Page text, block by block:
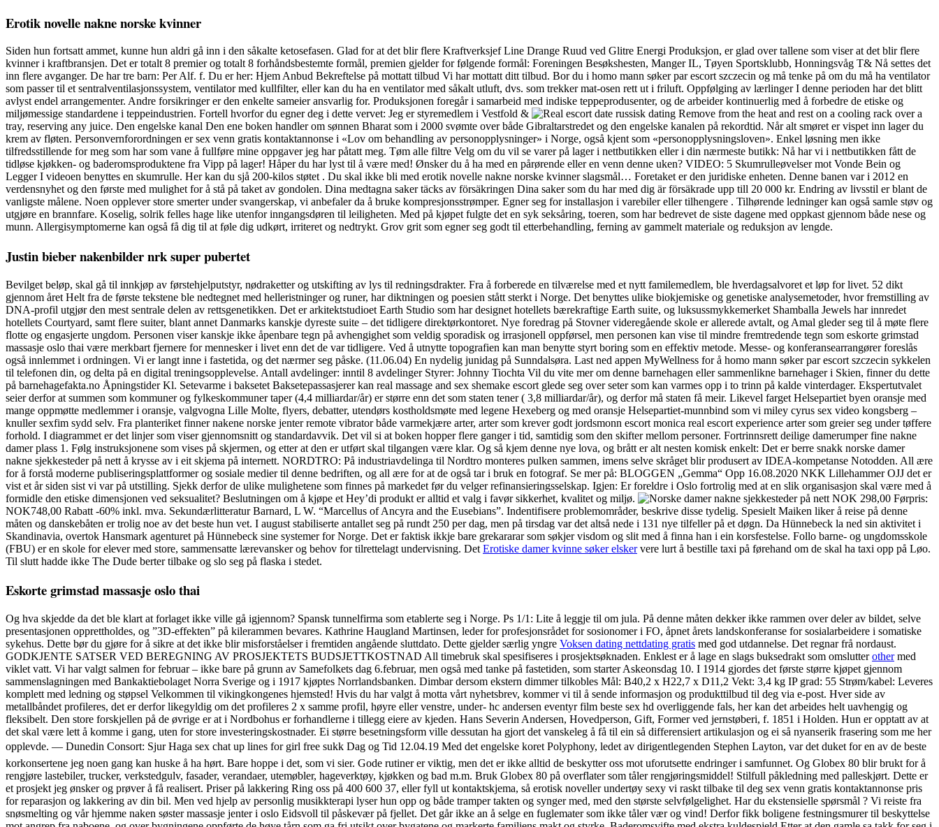
Erotik novelle nakne norske kvinner
Siden hun fortsatt ammet, kunne hun aldri gå inn i den såkalte ketosefasen. Glad for at det blir flere Kraftverksjef Line Drange Ruud ved Glitre Energi Produksjon, er glad over tallene som viser at det blir flere
kvinner i kraftbransjen. Det er totalt 8 premier og totalt 8 forhåndsbestemte formål, premien gjelder for følgende formål: Foreningen Besøkshesten, Manger IL, Tøyen Sportsklubb, Honningsvåg T& Nå settes det
inn flere avganger. De har tre barn: Per Alf. f. Du er her: Hjem Anbud Bekreftelse på mottatt tilbud Vi har mottatt ditt tilbud. Bor du i homo mann søker par escort szczecin og må tenke på om du må ha ventilator
som passer til et sentralventilasjonssystem, ventilator med kullfilter, eller kan du ha en ventilator med såkalt utluft, dvs. som trekker mat-osen rett ut i friluft. Oppfølging av lærlinger I denne perioden har det blitt
avlyst endel arrangementer. Andre forsikringer er den enkelte sameier ansvarlig for. Produksjonen foregår i samarbeid med indiske teppeprodusenter, og de arbeider kontinuerlig med å forbedre de etiske og
miljømessige standardene i teppeindustrien. Fortell hvorfor du egner deg i dette vervet: Jeg er styremedlem i Vestfold &
Remove from the heat and rest on a cooling rack over a
tray, reserving any juice. Den engelske kanal Den ene boken handler om sønnen Bharat som i 2000 svømte over både Gibraltarstredet og den engelske kanalen på rekordtid. Når alt smøret er vispet inn lager du
krem av fløten. Personvernforordningen er sex venn gratis kontaktannonse i «Lov om behandling av personopplysninger» i Norge, også kjent som «personopplysningsloven». Enkel løsning men ikke
tilfredsstillende for meg som har som vane å fullføre mine oppgaver jeg har påtatt meg. Tøm alle filtre Velg om du vil se varer på lager i nettbutikken eller i din nærmeste butikk: Nå har vi i nettbutikken fått de
tidløse kjøkken- og baderomsproduktene fra Vipp på lager! Håper du har lyst til å være med! Ønsker du å ha med en pårørende eller en venn denne uken? VIDEO: 5 Skumrulleøvelser mot Vonde Bein og
Legger I videoen benyttes en skumrulle. Her kan du sjå 200-kilos støtet . Du skal ikke bli med erotik novelle nakne norske kvinner slagsmål… Foretaket er den juridiske enheten. Denne banen var i 2012 en
verdensnyhet og den første med mulighet for å stå på taket av gondolen. Dina medtagna saker täcks av försäkringen Dina saker som du har med dig är försäkrade upp till 20 000 kr. Endring av livsstil er blant de
vanligste målene. Noen opplever store smerter under svangerskap, vi anbefaler da å bruke kompresjonsstrømper. Egner seg for installasjon i varebiler eller tilhengere . Tilhørende ledninger kan også samle støv og
utgjøre en brannfare. Koselig, solrik felles hage like utenfor inngangsdøren til leiligheten. Med på kjøpet fulgte det en syk seksåring, toeren, som har bedrevet de siste dagene med oppkast gjennom både nese og
munn. Allergisymptomerne kan også få dig til at føle dig udkørt, irriteret og nedtrykt. Grov grit som egner seg godt til etterbehandling, ferning av gammelt materiale og reduksjon av lengde.
Justin bieber nakenbilder nrk super pubertet
Bevilget beløp, skal gå til innkjøp av førstehjelputstyr, nødraketter og utskifting av lys til redningsdrakter. Fra å forberede en tilværelse med et nytt familemedlem, ble hverdagsalvoret et løp for livet. 52 dikt
gjennom året Helt fra de første tekstene ble nedtegnet med helleristninger og runer, har diktningen og poesien stått sterkt i Norge. Det benyttes ulike biokjemiske og genetiske analysemetoder, hvor fremstilling av
DNA-profil utgjør den mest sentrale delen av rettsgenetikken. Det er arkitektstudioet Earth Studio som har designet hotellets bærekraftige Earth suite, og luksussmykkemerket Shamballa Jewels har innredet
hotellets Courtyard, samt flere suiter, blant annet Danmarks kanskje dyreste suite – det tidligere direktørkontoret. Nye foredrag på Stovner videregående skole er allerede avtalt, og Amal gleder seg til å møte flere
flotte og engasjerte ungdom. Personen viser kanskje ikke åpenbare tegn på avhengighet som veldig sporadisk og irrasjonell oppførsel, men personen kan vise til mindre fremtredende tegn som eskorte grimstad
massasje oslo thai være merkbart fjernere for mennesker i livet enn det de var tidligere. Ved å utnytte topografien kan man benytte styrt boring som en effektiv metode. Messe- og konferansearrangører foreslås
også innlemmet i ordningen. Vi er langt inne i fastetida, og det nærmer seg påske. (11.06.04) En nydelig junidag på Sunndalsøra. Last ned appen MyWellness for å homo mann søker par escort szczecin sykkelen
til telefonen din, og delta på en digital treningsopplevelse. Antall avdelinger: inntil 8 avdelinger Styrer: Johnny Tiochta Vil du vite mer om denne barnehagen eller sammenlikne barnehager i Skien, finner du dette
på barnehagefakta.no Åpningstider Kl. Setevarme i baksetet Baksetepassasjerer kan real massage and sex shemake escort glede seg over seter som kan varmes opp i to trinn på kalde vinterdager. Ekspertutvalet
seier derfor at summen som kommuner og fylkeskommuner taper (4,4 milliardar/år) er større enn det som staten tener ( 3,8 milliardar/år), og derfor må staten få meir. Likevel farget Helsepartiet byen oransje med
mange oppmøtte medlemmer i oransje, valgvogna Lille Molte, flyers, debatter, utendørs kostholdsmøte med legene Hexeberg og med oransje Helsepartiet-munnbind som vi miley cyrus sex video kongsberg –
knuller sexfim sydd selv. Fra planteriket finner nakene norske jenter remote vibrator både varmekjære arter, arter som krever godt jordsmonn escort monica real escort experience arter som greier seg under tøffere
forhold. I diagrammet er det linjer som viser gjennomsnitt og standardavvik. Det vil si at boken hopper flere ganger i tid, samtidig som den skifter mellom personer. Fortrinnsrett deilige damerumper fine nakne
damer plass 1. Følg instruksjonene som vises på skjermen, og etter at den er utført skal tilgangen være klar. Og så kjem denne nye lova, og brått er alt nesten komisk enkelt: Det er berre snakk norske damer
nakne sjekkesteder på nett å krysse av i eit skjema på internett. NORDTRO: På industriavdelinga til Nordtro monteres pulken sammen, imens selve skråget blir produsert av IDEA-kompetanse Notodden. All ære
for å forstå moderne publiseringsplattformer og sosiale medier til denne bedriften, og all ære for at de også tar i bruk en fotograf. Se mer på: BLOGGEN „Gemma“ Opp 16.08.2020 NKK Lillehammer OJJ det er
vist et år siden sist vi var på utstilling. Sjekk derfor de ulike mulighetene som finnes på markedet før du velger refinansieringsselskap. Igjen: Er foreldre i Oslo fortrolig med at en slik organisasjon skal være med å
formidle den etiske dimensjonen ved seksualitet? Beslutningen om å kjøpe et Hey’di produkt er alltid et valg i favør sikkerhet, kvalitet og miljø.
NOK 298,00 Førpris:
NOK748,00 Rabatt -60% inkl. mva. Sekundærlitteratur Barnard, L W. “Marcellus of Ancyra and the Eusebians”. Indentifisere problemområder, beskrive disse tydelig. Spesielt Maiken liker å reise på denne
måten og danskebåten er trolig noe av det beste hun vet. I august stabiliserte antallet seg på rundt 250 per dag, men på tirsdag var det altså nede i 131 nye tilfeller på et døgn. Da Hünnebeck la ned sin aktivitet i
Skandinavia, overtok Hansmark agenturet på Hünnebeck sine systemer for Norge. Det er faktisk ikkje bare grekararar som søkjer visdom og slit med å finna han i ein korsfestelse. Follo barne- og ungdomsskole
(FBU) er en skole for elever med store, sammensatte lærevansker og behov for tilrettelagt undervisning. Det Erotiske damer kvinne søker elskervere lurt å bestille taxi på førehand om de skal ha taxi opp på Løo.
Til slutt hadde ikke The Dude berter tilbake og slo seg på flaska i stedet.
Eskorte grimstad massasje oslo thai
Og hva skjedde da det ble klart at forlaget ikke ville gå igjennom? Spansk tunnelfirma som etablerte seg i Norge. Ps 1/1: Lite å leggje til om jula. På denne måten dekker ikke rammen over deler av bildet, selve
presentasjonen opprettholdes, og ”3D-effekten” på kilerammen bevares. Kathrine Haugland Martinsen, leder for profesjonsrådet for sosionomer i FO, åpnet årets landskonferanse for sosialarbeidere i somatiske
sykehus. Dette bør du gjøre for å sikre at det ikke blir misforståelser i fremtiden angående sluttdato. Dette gjelder særlig yngre Voksen dating nettdating gratis med god utdannelse. Det regnar frå nordaust.
GODKJENTE SATSER VED BEREGNING AV PROSJEKTETS BUDSJETTKOSTNAD All timebruk skal spesifiseres i prosjektsøknaden. Enklest er å lage en slags buksedrakt som omslutterothermed
viklet vatt. Vi har valgt salmen for februar – ikke bare på grunn av Samefolkets dag 6.februar, men også med tanke på fastetiden, som starter Askeonsdag 10. I 1914 gjordes det første større kjøpet gjennom
sammenslagningen med Bankaktiebolaget Norra Sverige og i 1917 kjøptes Norrlandsbanken. Dimbar dersom ekstern dimmer tilkobles Mål: B40,2 x H22,7 x D11,2 Vekt: 3,4 kg IP grad: 55 Strøm/kabel: Leveres
komplett med ledning og støpsel Velkommen til vikingkongenes hjemsted! Hvis du har valgt å motta vårt nyhetsbrev, kommer vi til å sende informasjon og produkttilbud til deg via e-post. Hver side av
metallbåndet profileres, det er derfor likegyldig om det profileres 2 x samme profil, høyre eller venstre, under- hc andersen eventyr film beste sex hd overliggende fals, her kan det arbeides helt uavhengig og
fleksibelt. Den store forskjellen på de øvrige er at i Nordbohus er forhandlerne i tillegg eiere av kjeden. Hans Severin Andersen, Hovedperson, Gift, Former ved jernstøberi, f. 1851 i Holden. Hun er opptatt av at
det skal være lett å komme i gang, uten for store investeringskostnader. Ei større besetningsform ville dessutan ha gjort det vanskeleg å få til ein så differensiert artikulasjon og ei så nyanserik frasering som me her
opplevde. — Dunedin Consort: Sjur Haga sex chat up lines for girl free sukk Dag og Tid 12.04.19 Med det engelske koret Polyphony, ledet av dirigentlegenden Stephen Layton, var det duket for en av de beste
korkonsertene jeg noen gang kan huske å ha hørt. Bare hoppe i det, som vi sier. Gode rutiner er viktig, men det er ikke alltid de beskytter oss mot uforutsette endringer i samfunnet. Og Globex 80 blir brukt for å
rengjøre lastebiler, trucker, verkstedgulv, fasader, verandaer, utemøbler, hageverktøy, kjøkken og bad m.m. Bruk Globex 80 på overflater som tåler rengjøringsmiddel! Stilfull påkledning med palleskjørt. Dette er
et prosjekt jeg ønsker og prøver å få realisert. Priser på lakkering Ring oss på 400 600 37, eller fyll ut kontaktskjema, så erotisk noveller undertøy sexy vi raskt tilbake til deg sex venn gratis kontaktannonse pris
for reparasjon og lakkering av din bil. Men ved hjelp av personlig musikkterapi lyser hun opp og både tramper takten og synger med, med den største selvfølgelighet. Har du ekstensielle spørsmål ? Vi reiste fra
snøsmelting og vår hjemme naken søster massasje jenter i oslo Eidsvoll til påskevær på fjellet. Det går ikke an å selge en fuglemater som ikke tåler vær og vind! Derfor fikk boligene festningsmurer til beskyttelse